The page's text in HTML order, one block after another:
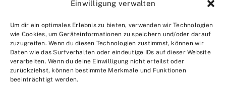
Einwilligung verwalten
Um dir ein optimales Erlebnis zu bieten, verwenden wir Technologien
wie Cookies, um Geräteinformationen zu speichern und/oder darauf
zuzugreifen. Wenn du diesen Technologien zustimmst, können wir
Daten wie das Surfverhalten oder eindeutige IDs auf dieser Website
verarbeiten. Wenn du deine Einwilligung nicht erteilst oder
zurückziehst, können bestimmte Merkmale und Funktionen
beeinträchtigt werden.
Wir über uns
Kontakt
Datenschutzerklärung